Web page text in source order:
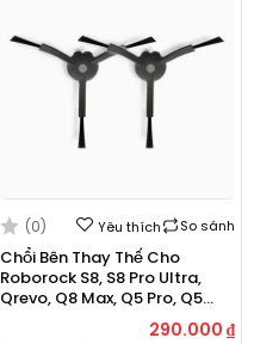
(0) Yêu thích So sánh
Chổi Bên Thay Thế Cho
Roborock S8, S8 Pro Ultra,
Qrevo, Q8 Max, Q5 Pro, Q5
Pro+, S8 MaxV Ultra, S8 Max
290.000 ₫